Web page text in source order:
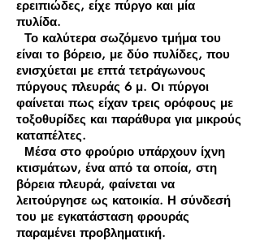
ερειπιώδες, είχε πύργο και μία
πυλίδα.
Το καλύτερα σωζόμενο τμήμα του
είναι το βόρειο, με δύο πυλίδες, που
ενισχύεται με επτά τετράγωνους
πύργους πλευράς 6 μ. Οι πύργοι
φαίνεται πως είχαν τρεις ορόφους με
τοξοθυρίδες και παράθυρα για μικρούς
καταπέλτες.
Μέσα στο φρούριο υπάρχουν ίχνη
κτισμάτων, ένα από τα οποία, στη
βόρεια πλευρά, φαίνεται να
λειτούργησε ως κατοικία. Η σύνδεσή
του με εγκατάσταση φρουράς
παραμένει προβληματική.